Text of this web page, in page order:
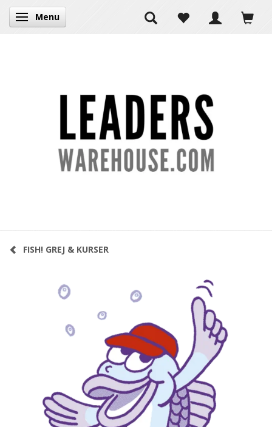
Skifte navigation
Menu
FISH! GREJ & KURSER